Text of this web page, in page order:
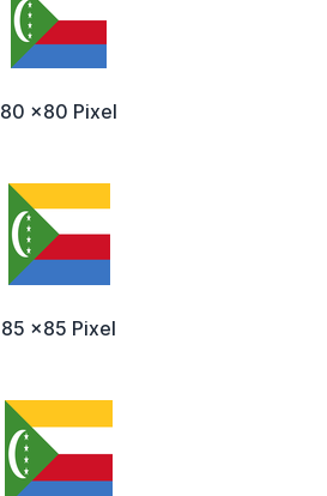
80 x80 Pixel
85 x85 Pixel